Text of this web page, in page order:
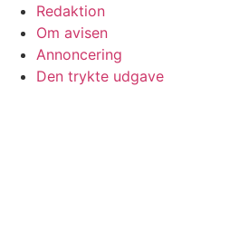
Redaktion
Om avisen
Annoncering
Den trykte udgave